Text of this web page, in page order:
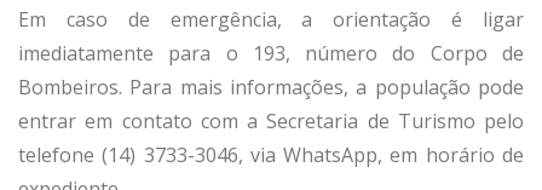
Em caso de emergência, a orientação é ligar
imediatamente para o 193, número do Corpo de
Bombeiros. Para mais informações, a população pode
entrar em contato com a Secretaria de Turismo pelo
telefone (14) 3733-3046, via WhatsApp, em horário de